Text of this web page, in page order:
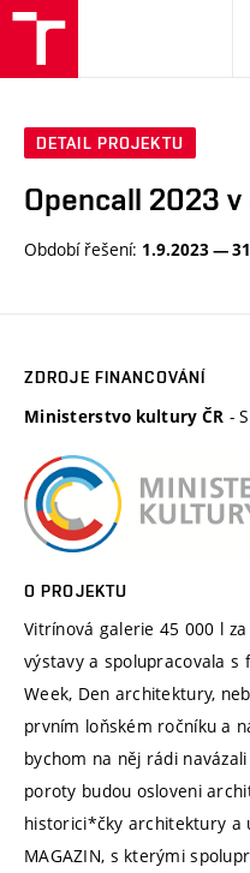
DETAIL PROJEKTU
Opencall 2023
Období řešení: 1.9.2023 —
ZDROJE FINANCOVÁNÍ
Ministerstvo kultury ČR -
O PROJEKTU
Vitrínová galerie 45 000 l
výstavy a spolupracovala s
Week, Den architektury,
prvním loňském ročníku a
bychom na něj rádi
poroty budou osloveni
historici*čky architektury a
MAGAZIN, s kterými